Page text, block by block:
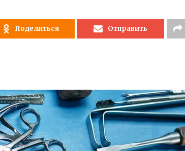
Поделиться Отправить